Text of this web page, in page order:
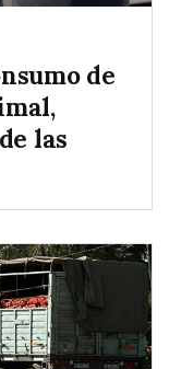
de
las